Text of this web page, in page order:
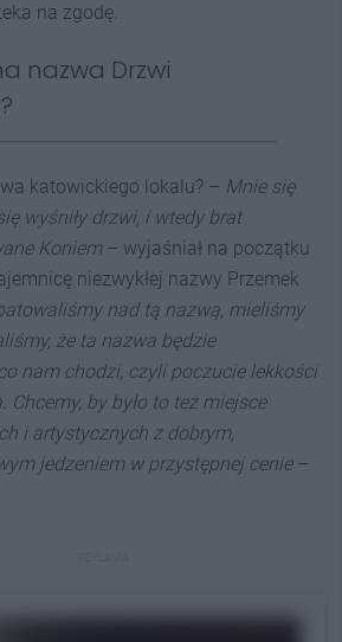
na zgodę.
nazwa Drzwi
katowickiego lokalu? – Mnie się
wyśniły drzwi, i wtedy brat
Koniem – wyjaśniał na początku
niezwykłej nazwy Przemek
nad tą nazwą, mieliśmy
że ta nazwa będzie
nam chodzi, czyli poczucie lekkości
by było to też miejsce
i artystycznych z dobrym,
jedzeniem w przystępnej cenie –